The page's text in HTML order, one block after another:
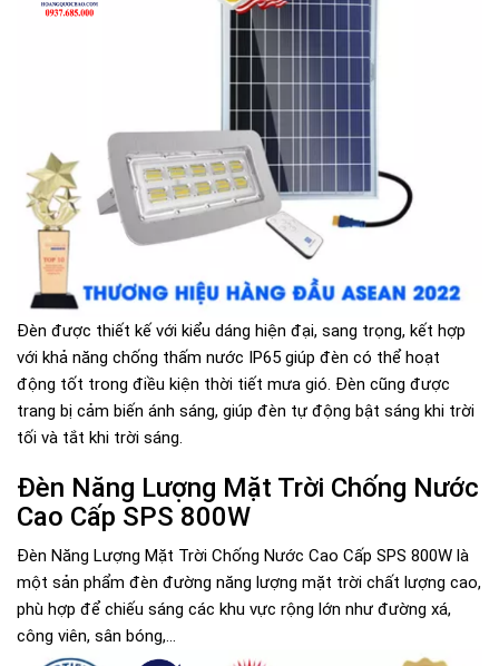
Đèn được thiết kế với kiểu dáng hiện đại, sang trọng, kết hợp
với khả năng chống thấm nước IP65 giúp đèn có thể hoạt
động tốt trong điều kiện thời tiết mưa gió. Đèn cũng được
trang bị cảm biến ánh sáng, giúp đèn tự động bật sáng khi trời
tối và tắt khi trời sáng.
Đèn Năng Lượng Mặt Trời Chống Nước
Cao Cấp SPS 800W
Đèn Năng Lượng Mặt Trời Chống Nước Cao Cấp SPS 800W là
một sản phẩm đèn đường năng lượng mặt trời chất lượng cao,
phù hợp để chiếu sáng các khu vực rộng lớn như đường xá,
công viên, sân bóng,...